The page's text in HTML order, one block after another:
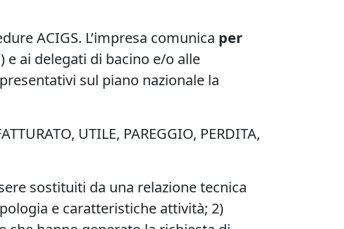
ACIGS. L’impresa comunica per
e ai delegati di bacino e/o alle
sul piano nazionale la
UTILE, PAREGGIO, PERDITA,
sostituiti da una relazione tecnica
e caratteristiche attività; 2)